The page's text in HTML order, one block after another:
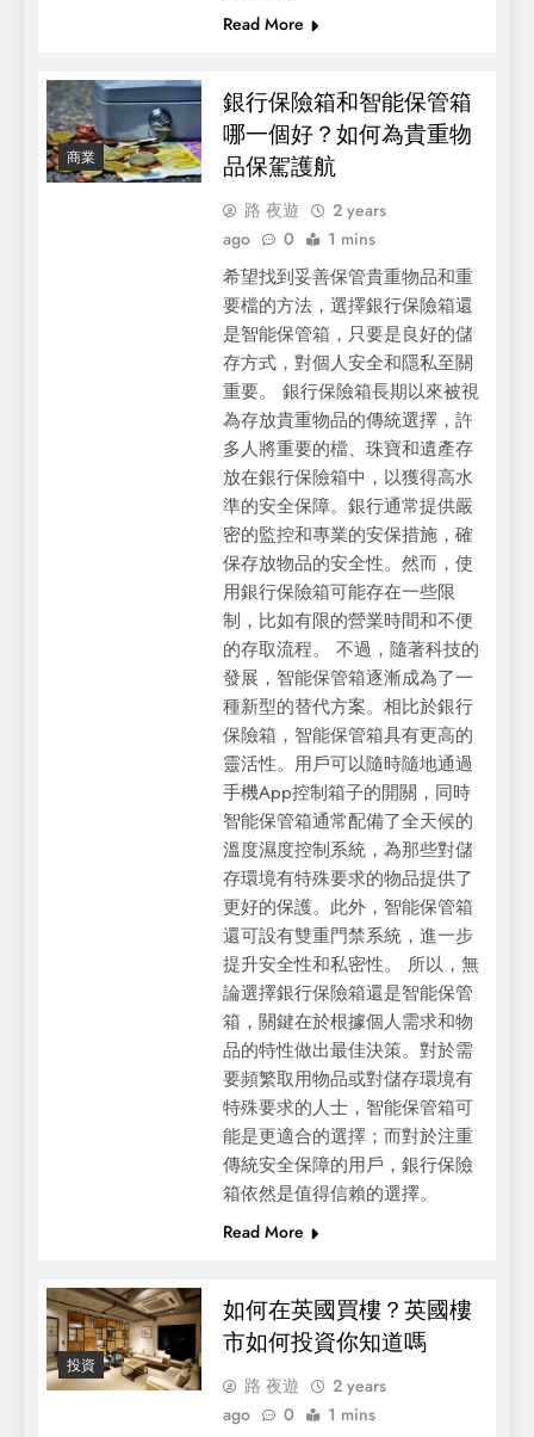
Read More
商業
銀行保險箱和智能保管箱
哪一個好？如何為貴重物
品保駕護航
路 夜遊
2 years
ago
0 1 mins
希望找到妥善保管貴重物品和重
要檔的方法，選擇銀行保險箱還
是智能保管箱，只要是良好的儲
存方式，對個人安全和隱私至關
重要。 銀行保險箱長期以來被視
為存放貴重物品的傳統選擇，許
多人將重要的檔、珠寶和遺產存
放在銀行保險箱中，以獲得高水
準的安全保障。銀行通常提供嚴
密的監控和專業的安保措施，確
保存放物品的安全性。然而，使
用銀行保險箱可能存在一些限
制，比如有限的營業時間和不便
的存取流程。 不過，隨著科技的
發展，智能保管箱逐漸成為了一
種新型的替代方案。相比於銀行
保險箱，智能保管箱具有更高的
靈活性。用戶可以隨時隨地通過
手機App控制箱子的開關，同時
智能保管箱通常配備了全天候的
溫度濕度控制系統，為那些對儲
存環境有特殊要求的物品提供了
更好的保護。此外，智能保管箱
還可設有雙重門禁系統，進一步
提升安全性和私密性。 所以，無
論選擇銀行保險箱還是智能保管
箱，關鍵在於根據個人需求和物
品的特性做出最佳決策。對於需
要頻繁取用物品或對儲存環境有
特殊要求的人士，智能保管箱可
能是更適合的選擇；而對於注重
傳統安全保障的用戶，銀行保險
箱依然是值得信賴的選擇。
Read More
投資
如何在英國買樓？英國樓
市如何投資你知道嗎
路 夜遊
2 years
ago
0 1 mins